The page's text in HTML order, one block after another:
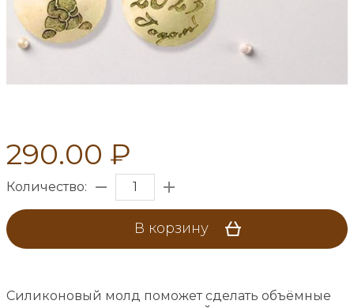
290.00 ₽
Количество:
В корзину
Силиконовый молд поможет сделать объёмные